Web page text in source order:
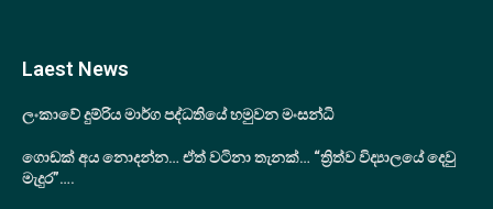
Laest News
ලංකාවේ දුම්රිය මාර්ග පද්ධතියේ හමුවන මංසන්ධි
ගොඩක් අය නොදන්න… ඒත් වටිනා තැනක්… “ත්‍රිත්ව විද්‍යාලයේ දෙවු
මැදුර”….